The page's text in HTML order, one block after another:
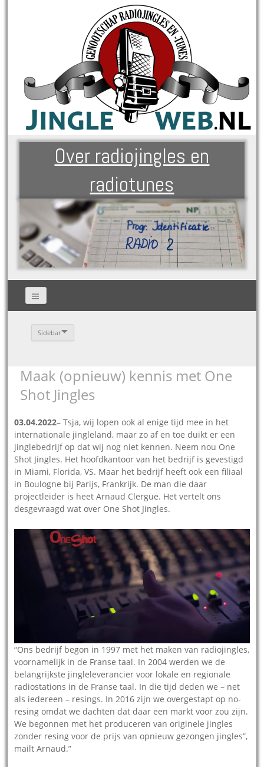
Over radiojingles en
radiotunes
Sidebar
Maak (opnieuw) kennis met One
Shot Jingles
03.04.2022– Tsja, wij lopen ook al enige tijd mee in het
internationale jingleland, maar zo af en toe duikt er een
jinglebedrijf op dat wij nog niet kennen. Neem nou One
Shot Jingles. Het hoofdkantoor van het bedrijf is gevestigd
in Miami, Florida, VS. Maar het bedrijf heeft ook een filiaal
in Boulogne bij Parijs, Frankrijk. De man die daar
projectleider is heet Arnaud Clergue. Het vertelt ons
desgevraagd wat over One Shot Jingles.
“Ons bedrijf begon in 1997 met het maken van radiojingles,
voornamelijk in de Franse taal. In 2004 werden we de
belangrijkste jingleleverancier voor lokale en regionale
radiostations in de Franse taal. In die tijd deden we – net
als iedereen – resings. In 2016 zijn we overgestapt op no-
resing omdat we dachten dat daar een markt voor zou zijn.
We begonnen met het produceren van originele jingles
zonder resing voor de prijs van opnieuw gezongen jingles”,
mailt Arnaud.”